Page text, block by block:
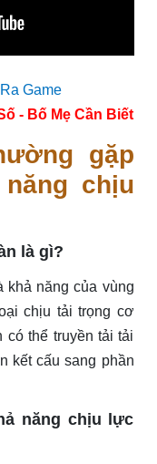
- Bố Mẹ Cần Biết
gặp
chịu
là gì?
khả năng của vùng
chịu tải trọng cơ
có thể truyền tải tải
kết cấu sang phần
năng chịu lực